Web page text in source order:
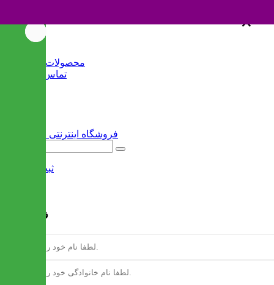
محصولات جدید
تماس با ما
ثبت نام
فرم ثبت نام
×